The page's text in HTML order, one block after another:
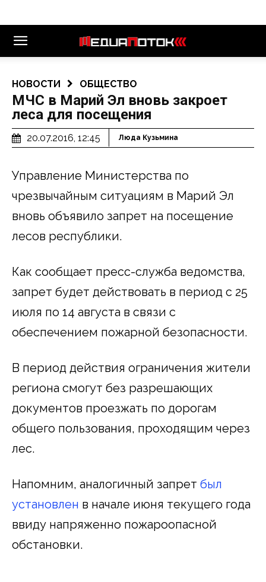
НОВОСТИ ОБЩЕСТВО
МЧС в Марий Эл вновь закроет
леса для посещения
20.07.2016, 12:45 Люда Кузьмина
Управление Министерства по
чрезвычайным ситуациям в Марий Эл
вновь объявило запрет на посещение
лесов республики.
Как сообщает пресс-служба ведомства,
запрет будет действовать в период с 25
июля по 14 августа в связи с
обеспечением пожарной безопасности.
В период действия ограничения жители
региона смогут без разрешающих
документов проезжать по дорогам
общего пользования, проходящим через
лес.
Напомним, аналогичный запрет был
установлен в начале июня текущего года
ввиду напряженно пожароопасной
обстановки.